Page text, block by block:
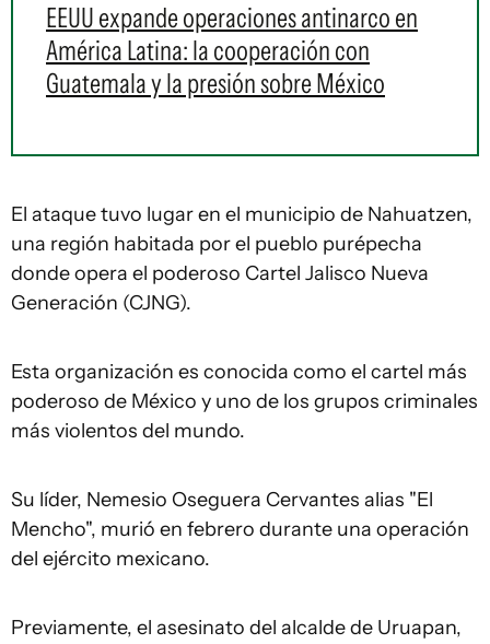
EEUU expande operaciones antinarco en
América Latina: la cooperación con
Guatemala y la presión sobre México
El ataque tuvo lugar en el municipio de Nahuatzen,
una región habitada por el pueblo purépecha
donde opera el poderoso Cartel Jalisco Nueva
Generación (CJNG).
Esta organización es conocida como el cartel más
poderoso de México y uno de los grupos criminales
más violentos del mundo.
Su líder, Nemesio Oseguera Cervantes alias "El
Mencho", murió en febrero durante una operación
del ejército mexicano.
Previamente, el asesinato del alcalde de Uruapan,